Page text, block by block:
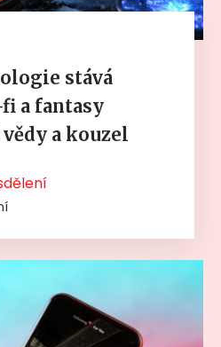
stává
a fantasy
a kouzel